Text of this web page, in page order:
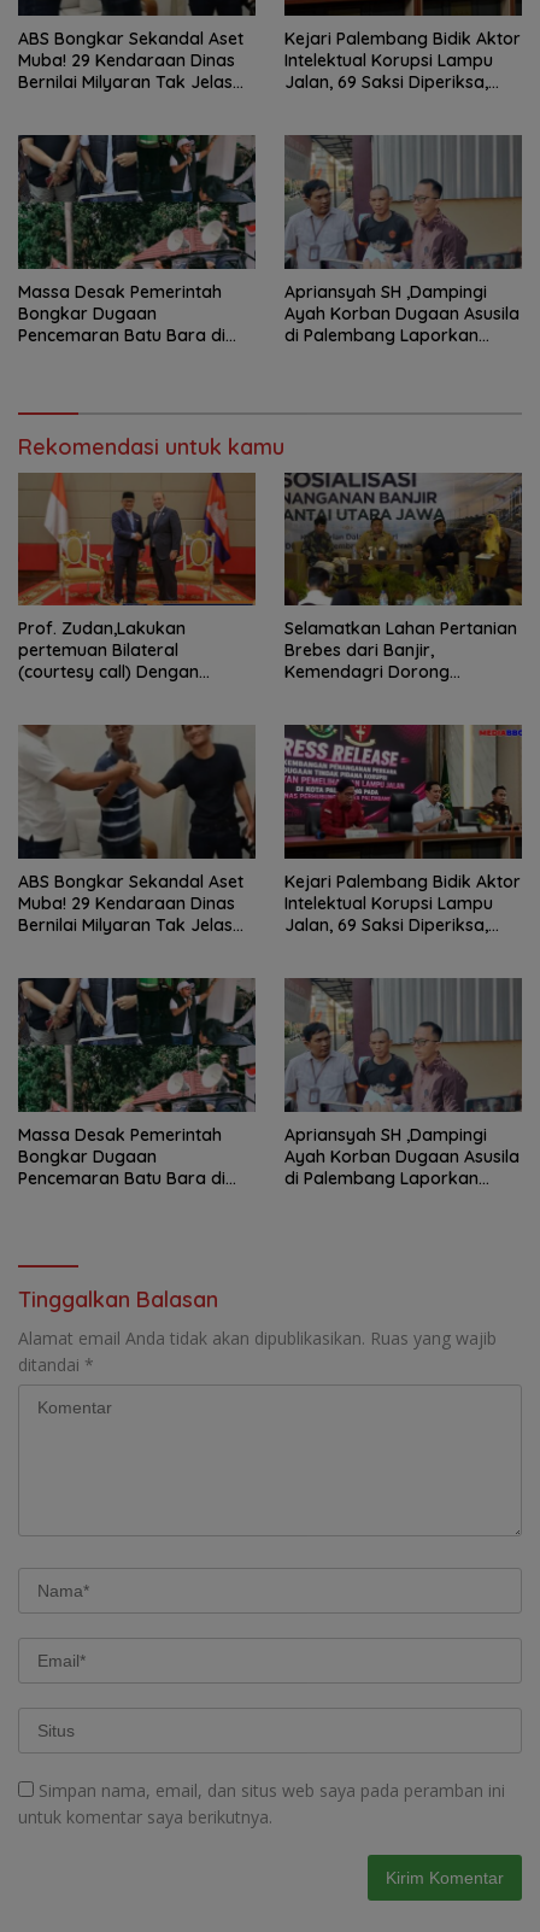
ABS Bongkar Sekandal Aset
Muba! 29 Kendaraan Dinas
Bernilai Milyaran Tak Jelas
Kejari Palembang Bidik Aktor
Intelektual Korupsi Lampu
Jalan, 69 Saksi Diperiksa,
Massa Desak Pemerintah
Bongkar Dugaan
Pencemaran Batu Bara di
Apriansyah SH ,Dampingi
Ayah Korban Dugaan Asusila
di Palembang Laporkan
Rekomendasi untuk kamu
Prof. Zudan,Lakukan
pertemuan Bilateral
(courtesy call) Dengan
Siapkan Indonesia Jadi Pusat
Kolaborasi ASN ASEAN
Selamatkan Lahan Pertanian
Brebes dari Banjir,
Kemendagri Dorong
ABS Bongkar Sekandal Aset
Muba! 29 Kendaraan Dinas
Bernilai Milyaran Tak Jelas
Kejari Palembang Bidik Aktor
Intelektual Korupsi Lampu
Jalan, 69 Saksi Diperiksa,
Massa Desak Pemerintah
Bongkar Dugaan
Pencemaran Batu Bara di
Apriansyah SH ,Dampingi
Ayah Korban Dugaan Asusila
di Palembang Laporkan
Tinggalkan Balasan
Alamat email Anda tidak akan dipublikasikan. Ruas yang wajib
ditandai *
Simpan nama, email, dan situs web saya pada peramban ini
untuk komentar saya berikutnya.